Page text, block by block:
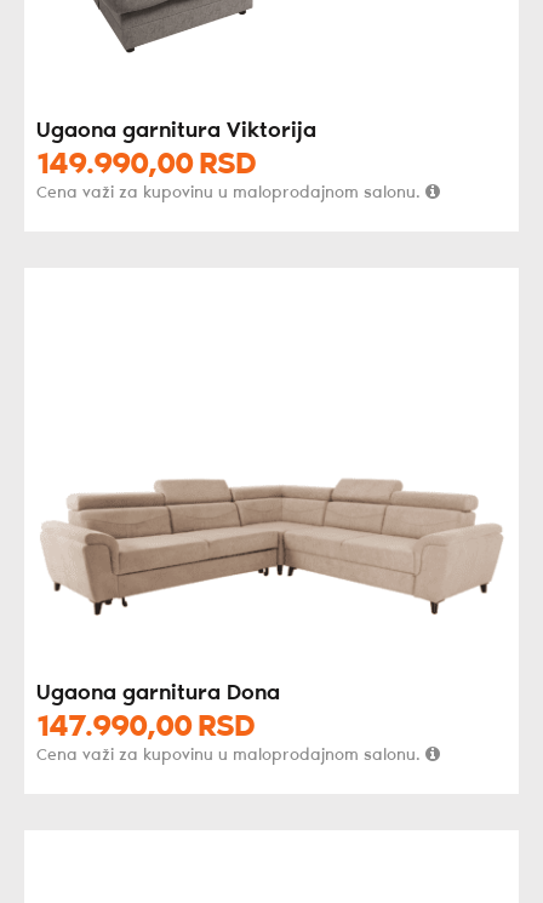
Ugaona garnitura Viktorija
149.990,00 RSD
Cena važi za kupovinu u maloprodajnom salonu.
Ugaona garnitura Dona
147.990,00 RSD
Cena važi za kupovinu u maloprodajnom salonu.